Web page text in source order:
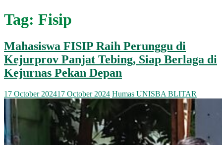
Tag: Fisip
Mahasiswa FISIP Raih Perunggu di
Kejurprov Panjat Tebing, Siap Berlaga di
Kejurnas Pekan Depan
17 October 202417 October 2024 Humas UNISBA BLITAR